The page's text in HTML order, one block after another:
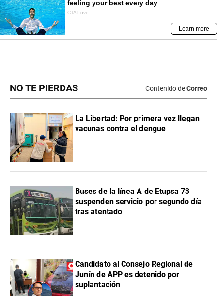
NO TE PIERDAS Contenido deCorreo
La Libertad: Por primera vez llegan
vacunas contra el dengue
Buses de la línea A de Etupsa 73
suspenden servicio por segundo día
tras atentado
Candidato al Consejo Regional de
Junín de APP es detenido por
suplantación